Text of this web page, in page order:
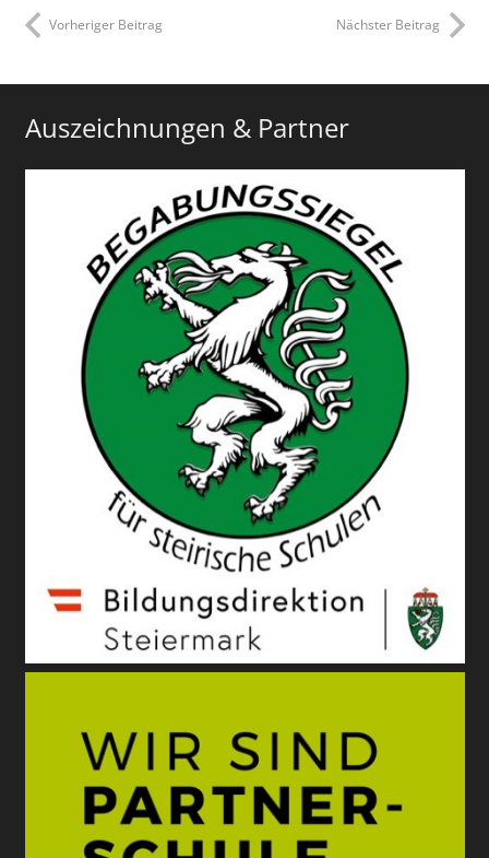
Vorheriger Beitrag Nächster Beitrag
Auszeichnungen & Partner